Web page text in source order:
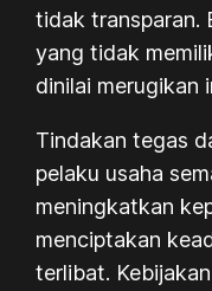
tidak transparan.
yang tidak
dinilai merugikan
Tindakan tegas
pelaku usaha
meningkatkan
menciptakan
terlibat.